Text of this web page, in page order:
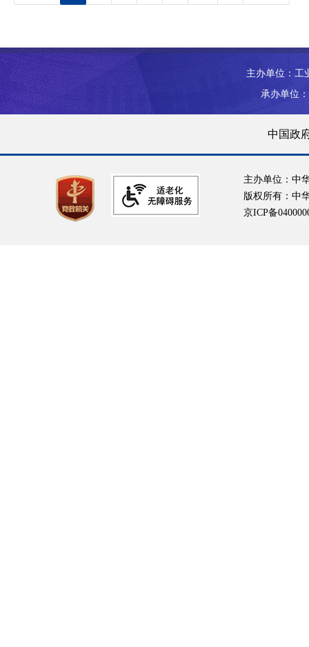
主办单位：工
承办单位
中国政
主办单位：中
版权所有：中
京ICP备